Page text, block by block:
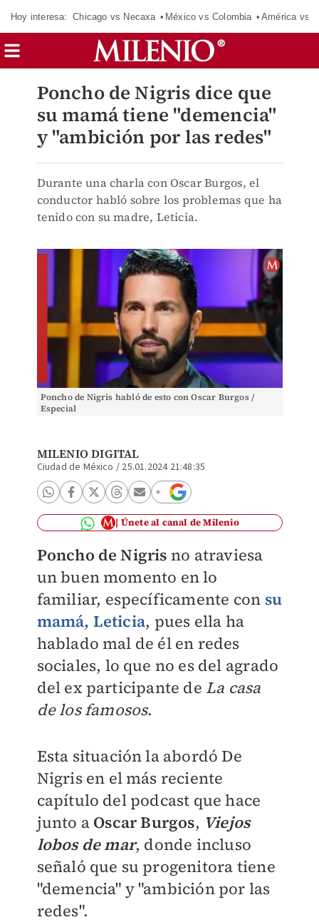
Hoy interesa: Chicago vs Necaxa México vs Colombia América vs
Poncho de Nigris dice que
su mamá tiene "demencia"
y "ambición por las redes"
Durante una charla con Oscar Burgos, el
conductor habló sobre los problemas que ha
tenido con su madre, Leticia.
Poncho de Nigris habló de esto con Oscar Burgos /
Especial
MILENIO DIGITAL
Ciudad de México / 25.01.2024 21:48:35
Únete al canal de Milenio
Poncho de Nigris no atraviesa
un buen momento en lo
familiar, específicamente con su
mamá, Leticia, pues ella ha
hablado mal de él en redes
sociales, lo que no es del agrado
del ex participante de La casa
de los famosos.
Esta situación la abordó De
Nigris en el más reciente
capítulo del podcast que hace
junto a Oscar Burgos, Viejos
lobos de mar, donde incluso
señaló que su progenitora tiene
"demencia" y "ambición por las
redes".